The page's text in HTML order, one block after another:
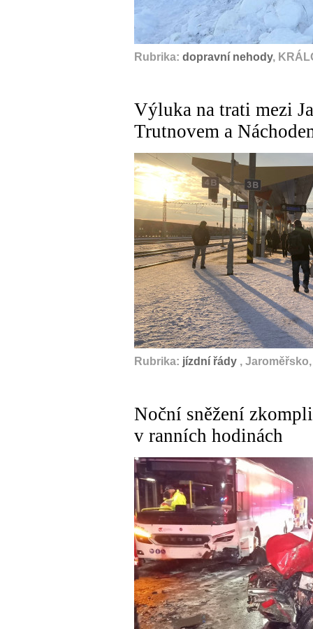
Rubrika: dopravní nehody,
Výluka na trati mezi
Trutnovem a
Rubrika: jízdní řády , Jaroměřsko,
Noční sněžení
v ranních hodinách